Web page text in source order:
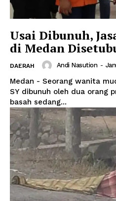
Usai Dibunuh,
di Medan
DAERAH Andi Nasution -
Medan - Seorang wanita muda di Kota Medan, inisial
SY dibunuh oleh dua orang
basah sedang...